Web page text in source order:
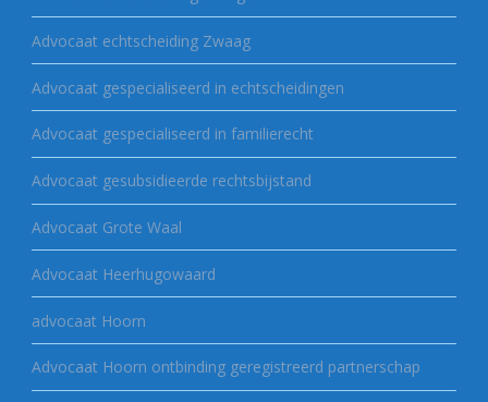
Advocaat echtscheiding Zwaag
Advocaat gespecialiseerd in echtscheidingen
Advocaat gespecialiseerd in familierecht
Advocaat gesubsidieerde rechtsbijstand
Advocaat Grote Waal
Advocaat Heerhugowaard
advocaat Hoorn
Advocaat Hoorn ontbinding geregistreerd partnerschap